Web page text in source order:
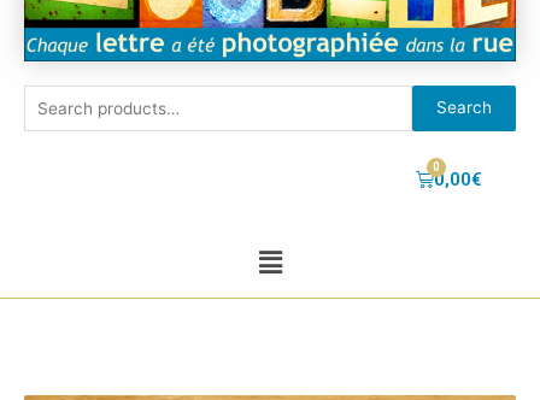
Search
0,00€